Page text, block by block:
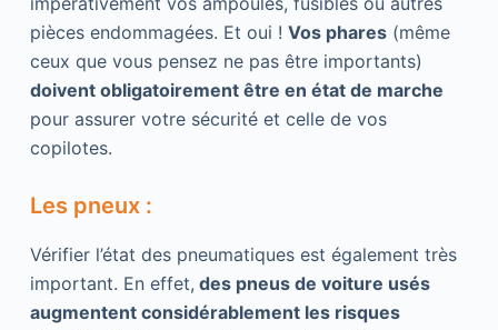
pièces endommagées. Et oui ! Vos phares(même
ceux que vous pensez ne pas être importants)
doivent obligatoirement être en état de marche
pour assurer votre sécurité et celle de vos
copilotes.
Les pneux :
Vérifier l’état des pneumatiques est également très
important. En effet, des pneus de voiture usés
augmentent considérablement les risques